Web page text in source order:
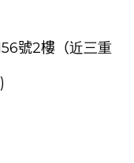
號2樓（近三重